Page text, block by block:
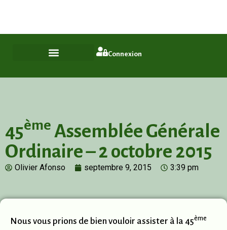
Connexion
45ème Assemblée Générale
Ordinaire – 2 octobre 2015
Olivier Afonso septembre 9, 2015 3:39 pm
Nous vous prions de bien vouloir assister à la 45ème